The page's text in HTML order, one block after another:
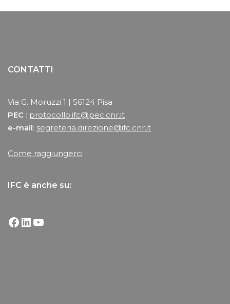
CONTATTI
Via G. Moruzzi 1 | 56124 Pisa
PEC : protocollo.ifc@pec.cnr.it
e-mail: segreteria.direzione@ifc.cnr.it
Come raggiungerci
IFC è anche su: